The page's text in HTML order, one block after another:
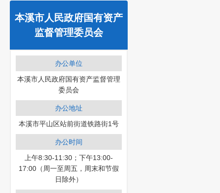
本溪市人民政府国有资产
监督管理委员会
办公单位
本溪市人民政府国有资产监督管理
委员会
办公地址
本溪市平山区站前街道铁路街1号
办公时间
上午8:30-11:30；下午13:00-
17:00（周一至周五，周末和节假
日除外）